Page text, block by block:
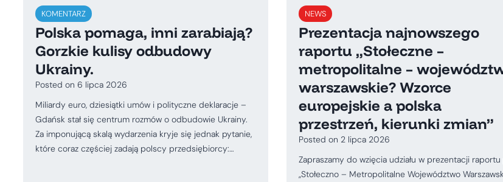
KOMENTARZ
Polska pomaga, inni zarabiają?
Gorzkie kulisy odbudowy
Ukrainy.
Posted on 6 lipca 2026
Miliardy euro, dziesiątki umów i polityczne deklaracje –
Gdańsk stał się centrum rozmów o odbudowie Ukrainy.
Za imponującą skalą wydarzenia kryje się jednak pytanie,
które coraz częściej zadają polscy przedsiębiorcy:…
NEWS
Prezentacja najnowszego
raportu „Stołeczne –
metropolitalne –
warszawskie? Wzorce
europejskie a polska
przestrzeń, kierunki zmian”
Posted on 2 lipca 2026
Zapraszamy do wzięcia udziału w prezentacji raportu
,,Stołeczno – Metropolitalne Województwo